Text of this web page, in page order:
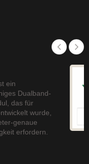
ein
Dualband-
das für
wurde,
genaue
erfordern.